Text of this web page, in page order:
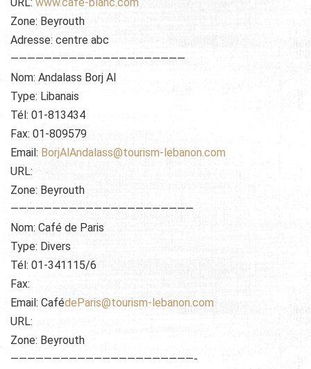
URL: www.cafe-blanc.com
Zone: Beyrouth
Adresse: centre abc
—————————————————————
Nom: Andalass Borj Al
Type: Libanais
Tél: 01-813434
Fax: 01-809579
Email: BorjAlAndalass@tourism-lebanon.com
URL:
Zone: Beyrouth
——————————————————————
Nom: Café de Paris
Type: Divers
Tél: 01-341115/6
Fax:
Email: CafédeParis@tourism-lebanon.com
URL:
Zone: Beyrouth
——————————————————————-